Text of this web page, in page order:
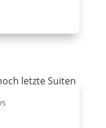
letzte Suiten